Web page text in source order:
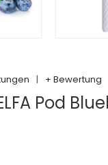
| + Bewertung
Pod